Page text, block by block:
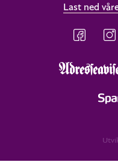
Last ned